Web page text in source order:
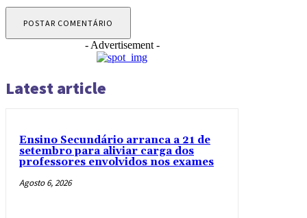
- Advertisement -
Latest article
Ensino Secundário arranca a 21 de
setembro para aliviar carga dos
professores envolvidos nos exames
Agosto 6, 2026